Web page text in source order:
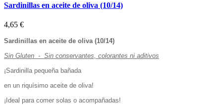
Sardinillas en aceite de oliva (10/14)
4,65 €
Sardinillas en aceite de oliva (10/14)
Sin Gluten - Sin conservantes, colorantes ni aditivos
¡Sardinilla pequeña bañada
en un riquísimo aceite de oliva!
¡Ideal para comer solas o acompañadas!